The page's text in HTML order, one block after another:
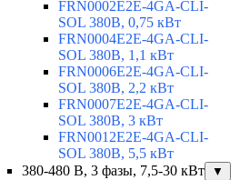
FRN0002E2E-4GA-CLI-
SOL 380В, 0,75 кВт
FRN0004E2E-4GA-CLI-
SOL 380В, 1,1 кВт
FRN0006E2E-4GA-CLI-
SOL 380В, 2,2 кВт
FRN0007E2E-4GA-CLI-
SOL 380В, 3 кВт
FRN0012E2E-4GA-CLI-
SOL 380В, 5,5 кВт
380-480 В, 3 фазы, 7,5-30 кВт
▼